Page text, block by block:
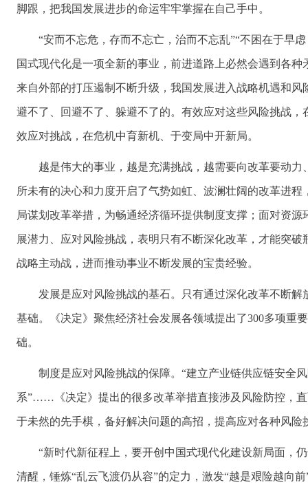
脚跟，把我国发展进步的命运牢牢掌握在自己手中。
“安而不忘危，存而不忘亡，治而不忘乱”“不困在于
国式现代化是一项全新的事业，前进道路上必然会遇到各
来自外部的打压遏制不断升级，我国发展进入战略机遇和
避不了、回避不了、躲避不了的。有效应对这些风险挑战
效应对挑战，在危机中育新机、于变局中开新局。
越是伟大的事业，越是充满挑战，越需要向改革要动
所未有的决心和力度开启了气势如虹、波澜壮阔的改革进
局谋划改革举措，为畅通经济循环提供制度支撑；面对资
展潜力、应对风险挑战，表明只有不断深化改革，才能突
战略主动战，进而推动事业不断发展的宝贵经验。
发展是应对风险挑战的基石。只有通过深化改革不断
基础。《决定》聚焦经济社会发展各领域提出了300多项重
础。
制度是应对风险挑战的保障。“建立产业链供应链安全
系”……《决定》提出的很多改革举措直接涉及风险防控，
于未然的先手棋，备好解决问题的高招，提高应对各种风险
“新时代新征程上，要开创中国式现代化建设新局面，
清醒，锤炼“乱云飞渡仍从容”的定力，激发“越是艰险越向